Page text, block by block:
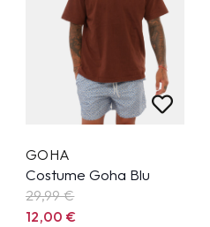
GOHA
Costume Goha Blu
29,99€
12,00€